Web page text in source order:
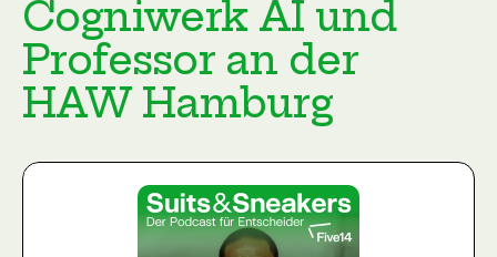
Cogniwerk AI und
Professor an der
HAW Hamburg